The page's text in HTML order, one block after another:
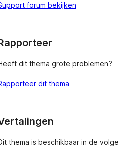
forum bekijken
dit thema grote problemen?
dit thema
thema is beschikbaar in de